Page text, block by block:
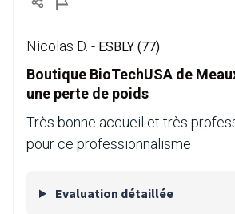
Nicolas D. - ESBLY (77)
Boutique BioTechUSA de
une perte de poids
Très bonne accueil et très
pour ce professionnalisme
Evaluation détaillée